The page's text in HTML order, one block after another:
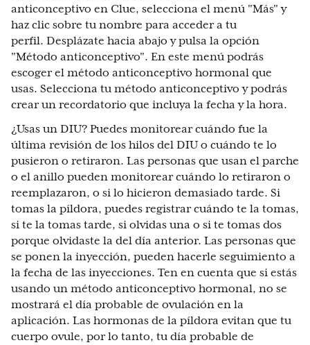
anticonceptivo en Clue, selecciona el menú "Más" y
haz clic sobre tu nombre para acceder a tu
perfil. Desplázate hacia abajo y pulsa la opción
"Método anticonceptivo". En este menú podrás
escoger el método anticonceptivo hormonal que
usas. Selecciona tu método anticonceptivo y podrás
crear un recordatorio que incluya la fecha y la hora.
¿Usas un DIU? Puedes monitorear cuándo fue la
última revisión de los hilos del DIU o cuándo te lo
pusieron o retiraron. Las personas que usan el parche
o el anillo pueden monitorear cuándo lo retiraron o
reemplazaron, o si lo hicieron demasiado tarde. Si
tomas la píldora, puedes registrar cuándo te la tomas,
si te la tomas tarde, si olvidas una o si te tomas dos
porque olvidaste la del día anterior. Las personas que
se ponen la inyección, pueden hacerle seguimiento a
la fecha de las inyecciones. Ten en cuenta que si estás
usando un método anticonceptivo hormonal, no se
mostrará el día probable de ovulación en la
aplicación. Las hormonas de la píldora evitan que tu
cuerpo ovule, por lo tanto, tu día probable de